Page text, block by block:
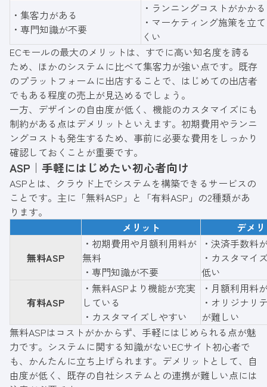
・集客力がある
・専門知識が不要
・ランニングコストがかかる
・マーケティング施策を立
くい
ECモールの最大のメリットは、すでに高い知名度を誇る
ため、ほかのシステムに比べて集客力が強い点です。既存
のプラットフォームに出店することで、はじめての出店者
でもある程度の売上が見込めるでしょう。
一方、デザインの自由度が低く、機能のカスタマイズにも
制約がある点はデメリットといえます。初期費用やランニ
ングコストも発生するため、事前に必要な費用をしっかり
確認しておくことが重要です。
ASP｜手軽にはじめたい初心者向け
ASPとは、クラウド上でシステムを構築できるサービスの
ことです。主に「無料ASP」と「有料ASP」の2種類があ
ります。
メリット
デメ
無料ASP
・初期費用や月額利用料が
無料
・専門知識が不要
・決済手数料
・カスタマイ
低い
有料ASP
・無料ASPより機能が充実
している
・カスタマイズしやすい
・月額利用料
・オリジナリ
が難しい
無料ASPはコストがかからず、手軽にはじめられる点が魅
力です。システムに関する知識がないECサイト初心者で
も、かんたんに立ち上げられます。デメリットとして、自
由度が低く、既存の自社システムとの連携が難しい点には